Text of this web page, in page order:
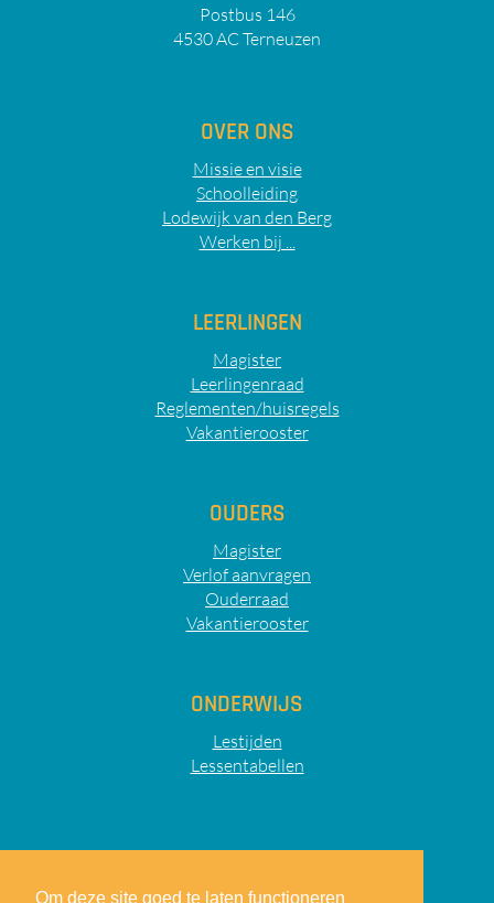
Om deze site goed te laten functioneren
Postbus 146
4530 AC Terneuzen
OVER ONS
Missie en visie
Schoolleiding
Lodewijk van den Berg
Werken bij ...
LEERLINGEN
Magister
Leerlingenraad
Reglementen/huisregels
Vakantierooster
OUDERS
Magister
Verlof aanvragen
Ouderraad
Vakantierooster
ONDERWIJS
Lestijden
Lessentabellen
Sitemap Privacy Disclaimer